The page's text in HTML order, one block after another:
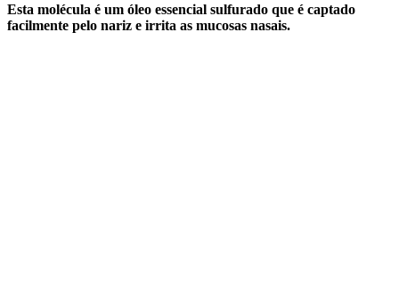
Esta molécula é um óleo essencial sulfurado que é captado
facilmente pelo nariz e irrita as mucosas nasais.